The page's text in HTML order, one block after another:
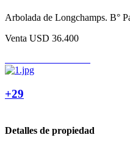
Arbolada de Longchamps. B°
Venta USD 36.400
+29
Detalles de propiedad